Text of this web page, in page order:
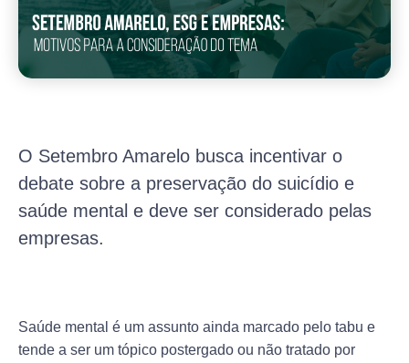
O Setembro Amarelo busca incentivar o
debate sobre a preservação do suicídio e
saúde mental e deve ser considerado pelas
empresas.
Saúde mental é um assunto ainda marcado pelo tabu e
tende a ser um tópico postergado ou não tratado por